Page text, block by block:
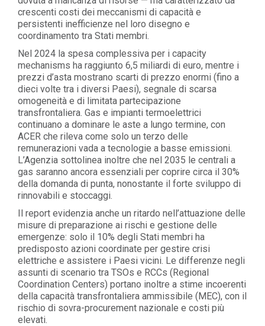
crescenti costi dei meccanismi di capacità e
persistenti inefficienze nel loro disegno e
coordinamento tra Stati membri.
Nel 2024 la spesa complessiva per i capacity
mechanisms ha raggiunto 6,5 miliardi di euro, mentre i
prezzi d’asta mostrano scarti di prezzo enormi (fino a
dieci volte tra i diversi Paesi), segnale di scarsa
omogeneità e di limitata partecipazione
transfrontaliera. Gas e impianti termoelettrici
continuano a dominare le aste a lungo termine, con
ACER che rileva come solo un terzo delle
remunerazioni vada a tecnologie a basse emissioni.
L’Agenzia sottolinea inoltre che nel 2035 le centrali a
gas saranno ancora essenziali per coprire circa il 30%
della domanda di punta, nonostante il forte sviluppo di
rinnovabili e stoccaggi.
Il report evidenzia anche un ritardo nell’attuazione delle
misure di preparazione ai rischi e gestione delle
emergenze: solo il 10% degli Stati membri ha
predisposto azioni coordinate per gestire crisi
elettriche e assistere i Paesi vicini. Le differenze negli
assunti di scenario tra TSOs e RCCs (Regional
Coordination Centers) portano inoltre a stime incoerenti
della capacità transfrontaliera ammissibile (MEC), con il
rischio di sovra-procurement nazionale e costi più
elevati.